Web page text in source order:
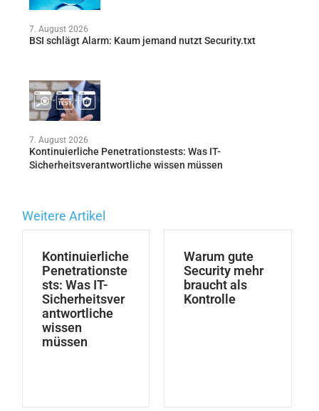
7. August 2026
BSI schlägt Alarm: Kaum jemand nutzt Security.txt
7. August 2026
Kontinuierliche Penetrationstests: Was IT-
Sicherheitsverantwortliche wissen müssen
Weitere Artikel
Kontinuierliche
Penetrationste
sts: Was IT-
Sicherheitsver
antwortliche
wissen
müssen
Warum gute
Security mehr
braucht als
Kontrolle